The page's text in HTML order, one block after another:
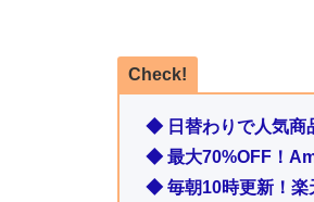
Check!
◆ 日替わりで人気商
◆ 最大70%OFF！
◆ 毎朝10時更新！楽